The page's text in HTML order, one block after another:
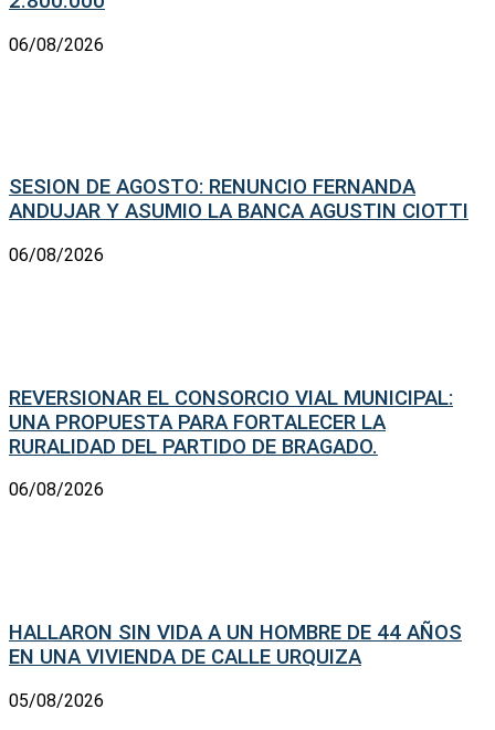
06/08/2026
SESION DE AGOSTO: RENUNCIO FERNANDA
ANDUJAR Y ASUMIO LA BANCA AGUSTIN CIOTTI
06/08/2026
REVERSIONAR EL CONSORCIO VIAL MUNICIPAL:
UNA PROPUESTA PARA FORTALECER LA
RURALIDAD DEL PARTIDO DE BRAGADO.
06/08/2026
HALLARON SIN VIDA A UN HOMBRE DE 44 AÑOS
EN UNA VIVIENDA DE CALLE URQUIZA
05/08/2026